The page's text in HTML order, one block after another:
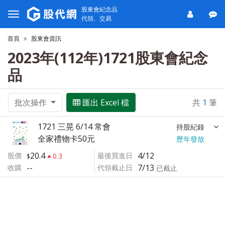
股東會紀念品
代領、交易
首頁 股東會資訊
2023年(112年)1721股東會紀念
品
批次操作 匯出 Excel 檔 共 1 筆
1721 三晃 6/14 常會 持股紀錄
全家禮物卡50元
歷年發放
股價
20.4
0.3
收購 --
最後買進日 4/12
代領截止日 7/13 已截止